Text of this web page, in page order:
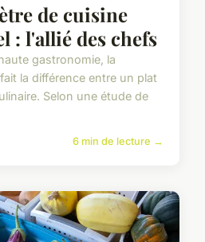
de cuisine
: l'allié des chefs
gastronomie, la
la différence entre un plat
Selon une étude de
6 min de lecture →